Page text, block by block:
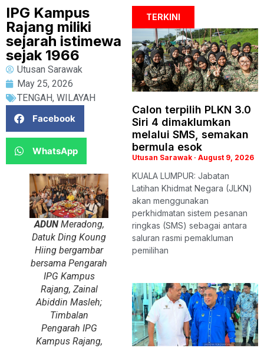
IPG Kampus
Rajang miliki
sejarah istimewa
sejak 1966
Utusan Sarawak
May 25, 2026
TENGAH, WILAYAH
Facebook
WhatsApp
ADUNMeradong,
Datuk Ding Koung
Hiing bergambar
bersama Pengarah
IPG Kampus
Rajang, Zainal
Abiddin Masleh;
Timbalan
Pengarah IPG
Kampus Rajang,
TERKINI
Calon terpilih PLKN 3.0
Siri 4 dimaklumkan
melalui SMS, semakan
bermula esok
Utusan Sarawak August 9, 2026
KUALA LUMPUR: Jabatan
Latihan Khidmat Negara (JLKN)
akan menggunakan
perkhidmatan sistem pesanan
ringkas (SMS) sebagai antara
saluran rasmi pemakluman
pemilihan